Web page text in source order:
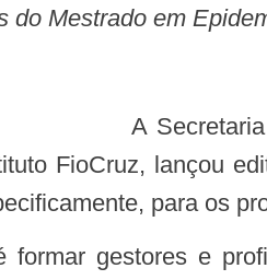
do Mestrado em
A Secretaria de Estado da Saúde (Sesapi), através da Escola Nacional de Saúde Pública
FioCruz, lançou
para os